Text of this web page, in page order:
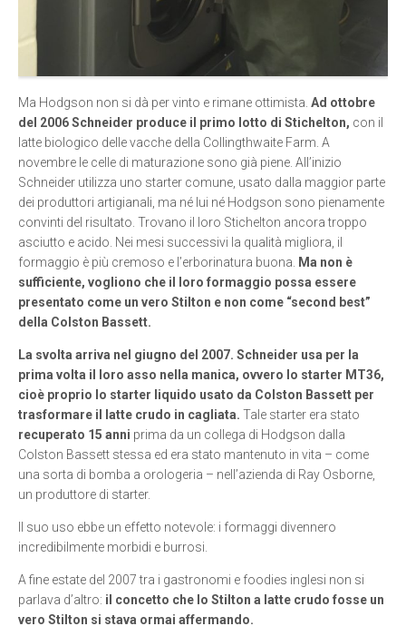
Ma Hodgson non si dà per vinto e rimane ottimista. Ad ottobre
del 2006 Schneider produce il primo lotto di Stichelton, con il
latte biologico delle vacche della Collingthwaite Farm. A
novembre le celle di maturazione sono già piene. All’inizio
Schneider utilizza uno starter comune, usato dalla maggior parte
dei produttori artigianali, ma né lui né Hodgson sono pienamente
convinti del risultato. Trovano il loro Stichelton ancora troppo
asciutto e acido. Nei mesi successivi la qualità migliora, il
formaggio è più cremoso e l’erborinatura buona.
Ma non è
sufficiente, vogliono che il loro formaggio possa essere
presentato come un vero Stilton e non come “second best”
della Colston Bassett.
La svolta arriva nel giugno del 2007. Schneider usa per la
prima volta il loro asso nella manica, ovvero lo starter MT36,
cioè proprio lo starter liquido usato da Colston Bassett per
trasformare il latte crudo in cagliata. Tale starter era stato
recuperato 15 anni prima da un collega di Hodgson dalla
Colston Bassett stessa ed era stato mantenuto in vita – come
una sorta di bomba a orologeria – nell’azienda di Ray Osborne,
un produttore di starter.
Il suo uso ebbe un effetto notevole: i formaggi divennero
incredibilmente morbidi e burrosi.
A fine estate del 2007 tra i gastronomi e foodies inglesi non si
parlava d’altro: il concetto che lo Stilton a latte crudo fosse un
vero Stilton si stava ormai affermando.